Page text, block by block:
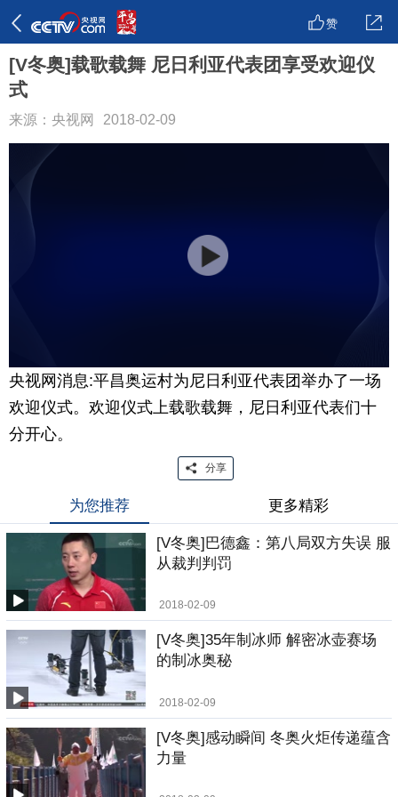
赞
[V冬奥]载歌载舞 尼日利亚代表团享受欢迎仪
式
来源：央视网 2018-02-09
央视网消息:平昌奥运村为尼日利亚代表团举办了一场
欢迎仪式。欢迎仪式上载歌载舞，尼日利亚代表们十
分开心。
分享
为您推荐 更多精彩
[V冬奥]巴德鑫：第八局双方失误 服
从裁判判罚
2018-02-09
[V冬奥]35年制冰师 解密冰壶赛场
的制冰奥秘
2018-02-09
[V冬奥]感动瞬间 冬奥火炬传递蕴含
力量